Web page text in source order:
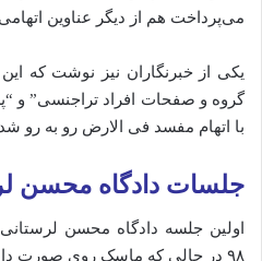
می‌پرداخت هم از دیگر عناوین
یکی از خبرنگاران نیز نوشت که
گروه و صفحات افراد تراجنسی” و
با اتهام مفسد فی الارض رو به رو
جلسات دادگاه محسن
اولین جلسه دادگاه محسن
۹۸ در حالی که ماسک روی صورت داشت.